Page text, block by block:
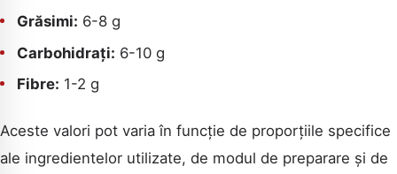
Grăsimi: 6-8 g
Carbohidrați: 6-10 g
Fibre: 1-2 g
Aceste valori pot varia în funcție de proporțiile specifice
ale ingredientelor utilizate, de modul de preparare și de